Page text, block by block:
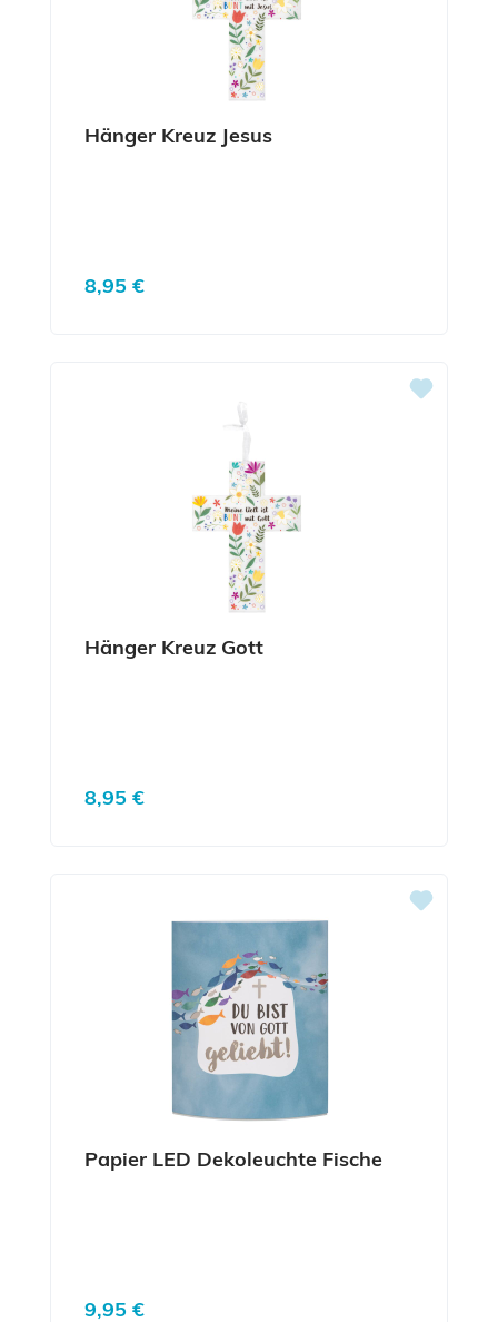
Hänger Kreuz Jesus
Regulärer Preis:
8,95 €
Hänger Kreuz Gott
Regulärer Preis:
8,95 €
Papier LED Dekoleuchte Fische
Regulärer Preis:
9,95 €